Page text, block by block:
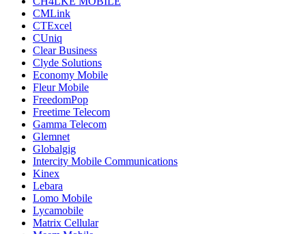
CMLink
CTExcel
CUniq
Clear Business
Clyde Solutions
Economy Mobile
Fleur Mobile
FreedomPop
Freetime Telecom
Gamma Telecom
Glemnet
Globalgig
Intercity Mobile Communications
Kinex
Lebara
Lomo Mobile
Lycamobile
Matrix Cellular